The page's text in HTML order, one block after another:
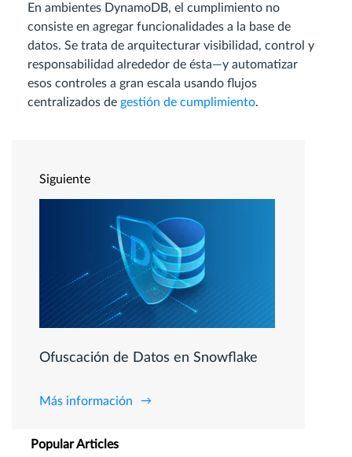
En ambientes DynamoDB, el cumplimiento no
consiste en agregar funcionalidades a la base de
datos. Se trata de arquitecturar visibilidad, control y
responsabilidad alrededor de ésta—y automatizar
esos controles a gran escala usando flujos
centralizados de gestión de cumplimiento.
Siguiente
Ofuscación de Datos en Snowflake
Más información
Popular Articles